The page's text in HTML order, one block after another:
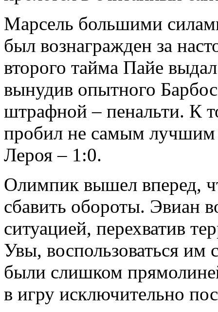
Марсель большими
был вознагражден за
второго тайма Пайе
вынудив опытного
штрафной – пенальти. К
пробил не самым лучшим
Лероя – 1:0.
Олимпик вышел вперед,
сбавить обороты. Эвиан
ситуацией, перехватив
Увы, воспользоваться им
были слишком
в игру исключительно